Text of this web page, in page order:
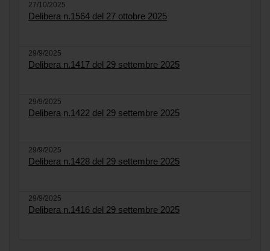
27/10/2025
Delibera n.1564 del 27 ottobre 2025
29/9/2025
Delibera n.1417 del 29 settembre 2025
29/9/2025
Delibera n.1422 del 29 settembre 2025
29/9/2025
Delibera n.1428 del 29 settembre 2025
29/9/2025
Delibera n.1416 del 29 settembre 2025